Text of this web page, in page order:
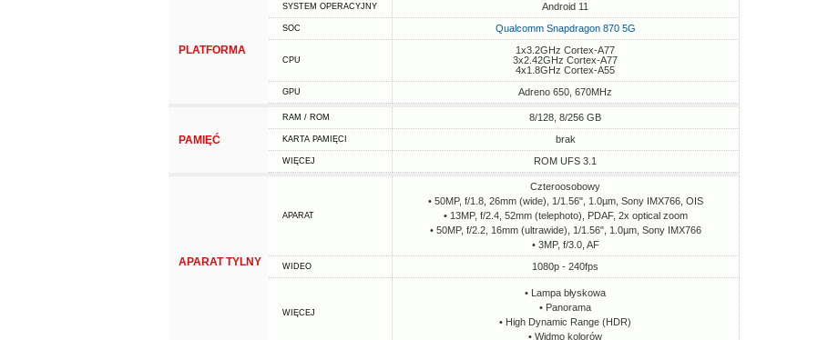
PLATFORMA
SYSTEM OPERACYJNY Android 11
SOC Qualcomm Snapdragon 870 5G
CPU
1x3.2GHz Cortex-A77
3x2.42GHz Cortex-A77
4x1.8GHz Cortex-A55
GPU Adreno 650, 670MHz
PAMIĘĆ
RAM / ROM 8/128, 8/256 GB
KARTA PAMIĘCI brak
WIĘCEJ ROM UFS 3.1
APARAT TYLNY
APARAT
Czteroosobowy
• 50MP, f/1.8, 26mm (wide), 1/1.56", 1.0µm, Sony IMX766, OIS
• 13MP, f/2.4, 52mm (telephoto), PDAF, 2x optical zoom
• 50MP, f/2.2, 16mm (ultrawide), 1/1.56", 1.0µm, Sony IMX766
• 3MP, f/3.0, AF
WIDEO 1080p - 240fps
WIĘCEJ
• Lampa błyskowa
• Panorama
• High Dynamic Range (HDR)
• Widmo kolorów